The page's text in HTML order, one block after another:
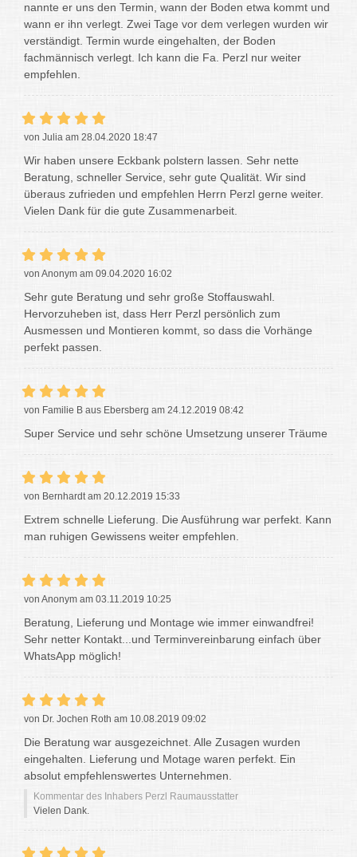
nannte er uns den Termin, wann der Boden etwa kommt und
wann er ihn verlegt. Zwei Tage vor dem verlegen wurden wir
verständigt. Termin wurde eingehalten, der Boden
fachmännisch verlegt. Ich kann die Fa. Perzl nur weiter
empfehlen.
von Julia am 28.04.2020 18:47
Wir haben unsere Eckbank polstern lassen. Sehr nette
Beratung, schneller Service, sehr gute Qualität. Wir sind
überaus zufrieden und empfehlen Herrn Perzl gerne weiter.
Vielen Dank für die gute Zusammenarbeit.
von Anonym am 09.04.2020 16:02
Sehr gute Beratung und sehr große Stoffauswahl.
Hervorzuheben ist, dass Herr Perzl persönlich zum
Ausmessen und Montieren kommt, so dass die Vorhänge
perfekt passen.
von Familie B aus Ebersberg am 24.12.2019 08:42
Super Service und sehr schöne Umsetzung unserer Träume
von Bernhardt am 20.12.2019 15:33
Extrem schnelle Lieferung. Die Ausführung war perfekt. Kann
man ruhigen Gewissens weiter empfehlen.
von Anonym am 03.11.2019 10:25
Beratung, Lieferung und Montage wie immer einwandfrei!
Sehr netter Kontakt...und Terminvereinbarung einfach über
WhatsApp möglich!
von Dr. Jochen Roth am 10.08.2019 09:02
Die Beratung war ausgezeichnet. Alle Zusagen wurden
eingehalten. Lieferung und Motage waren perfekt. Ein
absolut empfehlenswertes Unternehmen.
Kommentar des Inhabers Perzl Raumausstatter
Vielen Dank.